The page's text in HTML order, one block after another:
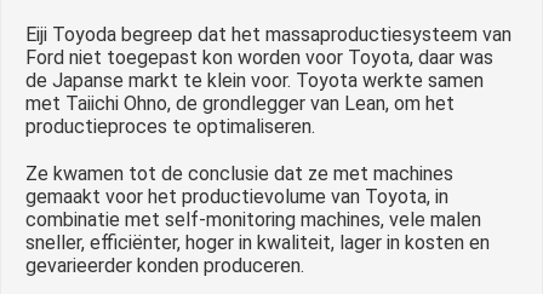
Eiji Toyoda begreep dat het massaproductiesysteem van
Ford niet toegepast kon worden voor Toyota, daar was
de Japanse markt te klein voor. Toyota werkte samen
met Taiichi Ohno, de grondlegger van Lean, om het
productieproces te optimaliseren.
Ze kwamen tot de conclusie dat ze met machines
gemaakt voor het productievolume van Toyota, in
combinatie met self-monitoring machines, vele malen
sneller, efficiënter, hoger in kwaliteit, lager in kosten en
gevarieerder konden produceren.